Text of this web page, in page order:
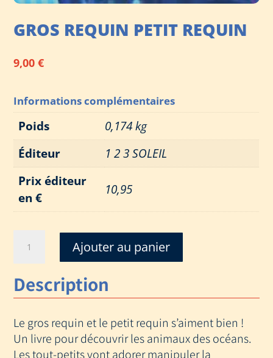
GROS REQUIN PETIT REQUIN
9,00€
Informations complémentaires
Poids
0,174 kg
Éditeur
1 2 3 SOLEIL
Prix éditeur
en €
10,95
GROS
REQUIN
PETIT
Ajouter au panier
Description
Le gros requin et le petit requin s’aiment bien !
Un livre pour découvrir les animaux des océans.
Les tout-petits vont adorer manipuler la